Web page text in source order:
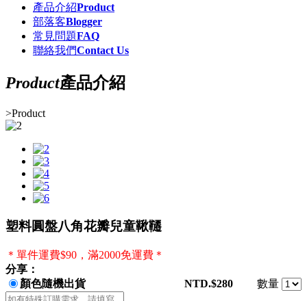
產品介紹Product
部落客Blogger
常見問題FAQ
聯絡我們Contact Us
Product產品介紹
>Product
塑料圓盤八角花瓣兒童鞦韆
＊單件運費$90，滿2000免運費＊
分享：
顏色隨機出貨
NTD.$280 數量